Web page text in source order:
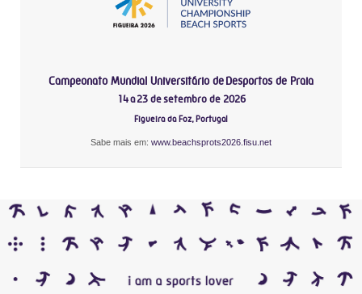
Campeonato Mundial Universitário de Desportos de Praia
14 a 23 de setembro de 2026
Figueira da Foz, Portugal
Sabe mais em: www.beachsprots2026.fisu.net